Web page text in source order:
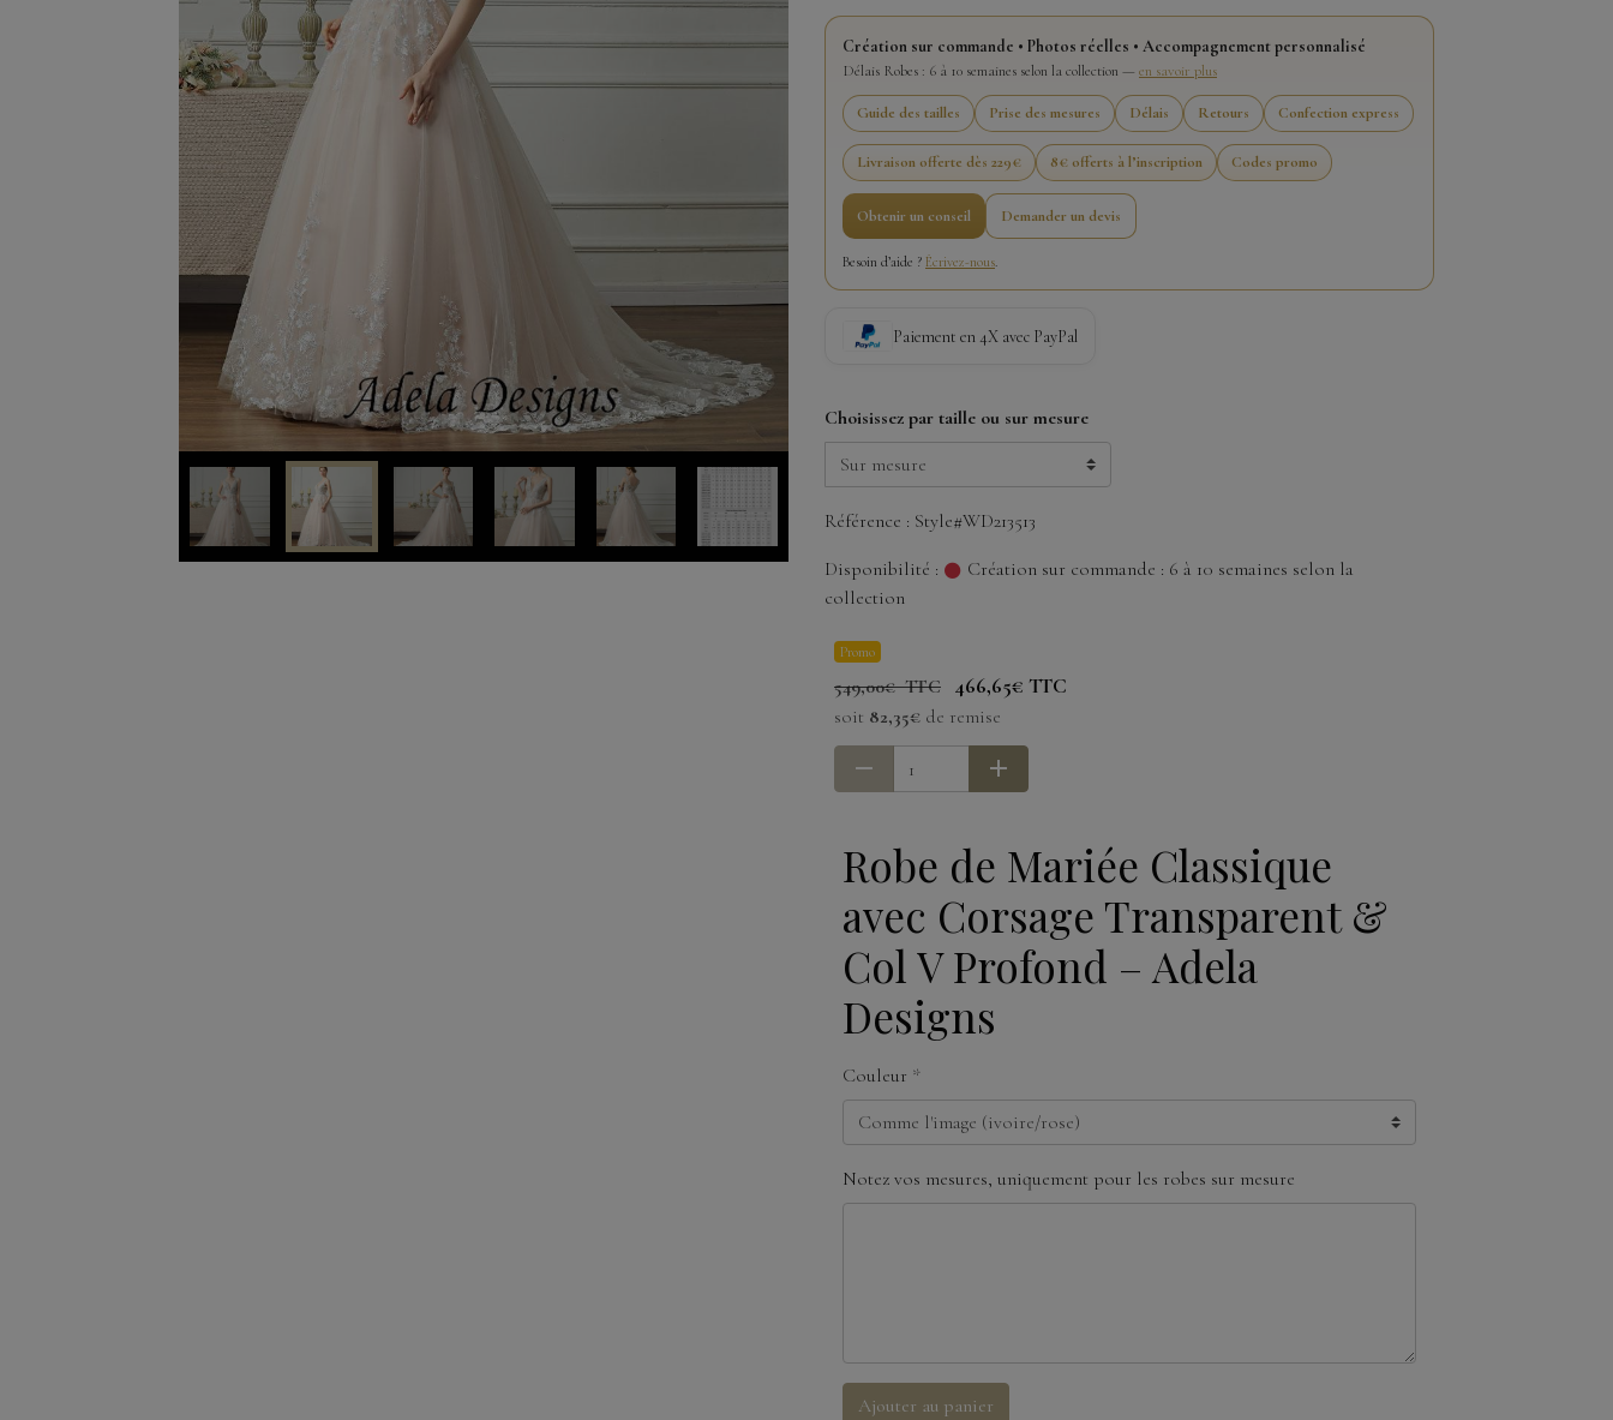
Création sur commande • Photos réelles • Accompagnement personnalisé
Délais Robes : 6 à 10 semaines selon la collection — en savoir plus
Guide des tailles Prise des mesures Délais Retours Confection express
Livraison offerte dès 229€ 8€ offerts à l’inscription Codes promo
Obtenir un conseil Demander un devis
Besoin d’aide ? Écrivez-nous.
Paiement en 4X avec PayPal
Choisissez par taille ou sur mesure
Référence : Style#WD213513
Disponibilité :
Création sur commande : 6 à 10 semaines selon la
collection
Promo
549,00€ TTC 466,65€ TTC
soit 82,35€ de remise
Robe de Mariée Classique
avec Corsage Transparent &
Col V Profond – Adela
Designs
Couleur
Notez vos mesures, uniquement pour les robes sur mesure
Ajouter au panier